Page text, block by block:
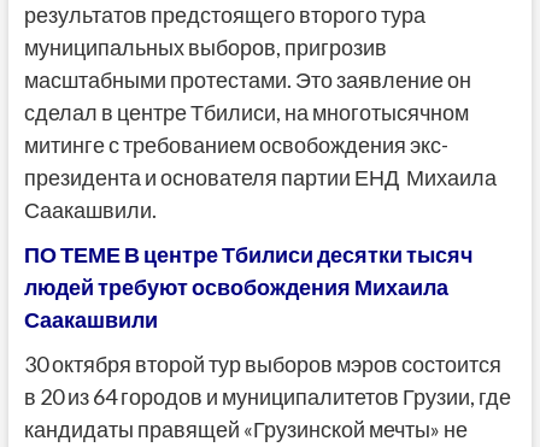
результатов предстоящего второго тура
муниципальных выборов, пригрозив
масштабными протестами. Это заявление он
сделал в центре Тбилиси, на многотысячном
митинге с требованием освобождения экс-
президента и основателя партии ЕНД Михаила
Саакашвили.
ПО ТЕМЕВ центре Тбилиси десятки тысяч
людей требуют освобождения Михаила
Саакашвили
30 октября второй тур выборов мэров состоится
в 20 из 64 городов и муниципалитетов Грузии, где
кандидаты правящей «Грузинской мечты» не